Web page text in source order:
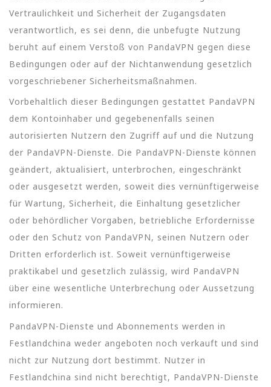
Vertraulichkeit und Sicherheit der Zugangsdaten
verantwortlich, es sei denn, die unbefugte Nutzung
beruht auf einem Verstoß von PandaVPN gegen diese
Bedingungen oder auf der Nichtanwendung gesetzlich
vorgeschriebener Sicherheitsmaßnahmen.
Vorbehaltlich dieser Bedingungen gestattet PandaVPN
dem Kontoinhaber und gegebenenfalls seinen
autorisierten Nutzern den Zugriff auf und die Nutzung
der PandaVPN-Dienste. Die PandaVPN-Dienste können
geändert, aktualisiert, unterbrochen, eingeschränkt
oder ausgesetzt werden, soweit dies vernünftigerweise
für Wartung, Sicherheit, die Einhaltung gesetzlicher
oder behördlicher Vorgaben, betriebliche Erfordernisse
oder den Schutz von PandaVPN, seinen Nutzern oder
Dritten erforderlich ist. Soweit vernünftigerweise
praktikabel und gesetzlich zulässig, wird PandaVPN
über eine wesentliche Unterbrechung oder Aussetzung
informieren.
PandaVPN-Dienste und Abonnements werden in
Festlandchina weder angeboten noch verkauft und sind
nicht zur Nutzung dort bestimmt. Nutzer in
Festlandchina sind nicht berechtigt, PandaVPN-Dienste